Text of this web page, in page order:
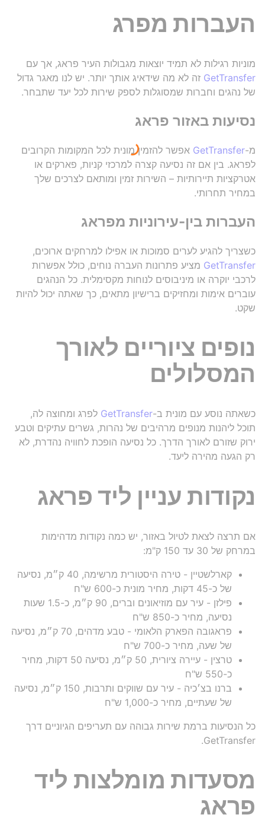
העברות מפרג
מוניות רגילות לא תמיד יוצאות מגבולות העיר פראג, אך עם
GetTransfer זה לא מה שידאיג אותך יותר. יש לנו מאגר גדול
של נהגים וחברות שמסוגלות לספק שירות לכל יעד שתבחר.
נסיעות באזור פראג
מ-GetTransfer אפשר להזמין מונית לכל המקומות הקרובים
לפראג. בין אם זה נסיעה קצרה למרכזי קניות, פארקים או
אטרקציות תיירותיות – השירות זמין ומותאם לצרכים שלך
במחיר תחרותי.
העברות בין-עירוניות מפראג
כשצריך להגיע לערים סמוכות או אפילו למרחקים ארוכים,
GetTransfer מציע פתרונות העברה נוחים, כולל אפשרות
לרכבי יוקרה או מיניבוסים לנוחות מקסימלית. כל הנהגים
עוברים אימות ומחזיקים ברישיון מתאים, כך שאתה יכול להיות
שקט.
נופים ציוריים לאורך
המסלולים
כשאתה נוסע עם מונית ב-GetTransfer לפרג ומחוצה לה,
תוכל ליהנות מנופים מרהיבים של נהרות, גשרים עתיקים וטבע
ירוק שזורם לאורך הדרך. כל נסיעה הופכת לחוויה נהדרת, לא
רק הגעה מהירה ליעד.
נקודות עניין ליד פראג
אם תרצה לצאת לטיול באזור, יש כמה נקודות מדהימות
במרחק של 30 עד 150 ק"מ:
קארלשטיין - טירה היסטורית מרשימה, 40 ק״מ, נסיעה
של כ-45 דקות, מחיר מונית כ-600 ש"ח
פילזן - עיר עם מוזיאונים וברים, 90 ק״מ, כ-1.5 שעות
נסיעה, מחיר כ-850 ש"ח
פראגובה הפארק הלאומי - טבע מדהים, 70 ק״מ, נסיעה
של שעה, מחיר כ-700 ש"ח
טרצין - עיירה ציורית, 50 ק״מ, נסיעה 50 דקות, מחיר
כ-550 ש"ח
ברנו בצ׳כיה - עיר עם שווקים ותרבות, 150 ק״מ, נסיעה
של שעתיים, מחיר כ-1,000 ש"ח
כל הנסיעות ברמת שירות גבוהה עם תעריפים הגיוניים דרך
GetTransfer.
מסעדות מומלצות ליד
פראג